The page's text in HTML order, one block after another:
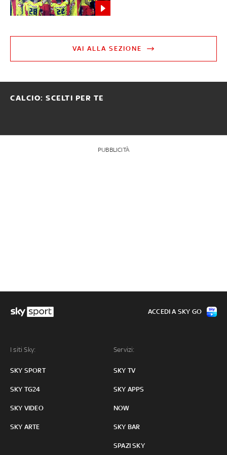
VAI ALLA SEZIONE
CALCIO: SCELTI PER TE
PUBBLICITÀ
I siti Sky:
SKY SPORT
SKY TG24
SKY VIDEO
SKY ARTE
Servizi:
SKY TV
SKY APPS
NOW
SKY BAR
SPAZI SKY
ACCEDI A SKY GO